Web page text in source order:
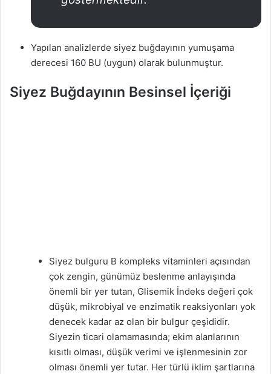
Yapılan analizlerde siyez buğdayının yumuşama
derecesi 160 BU (uygun) olarak bulunmuştur.
Siyez Buğdayının Besinsel İçeriği
​Siyez bulguru B kompleks vitaminleri açısından
çok zengin, günümüz beslenme anlayışında
önemli bir yer tutan, Glisemik İndeks değeri çok
düşük, mikrobiyal ve enzimatik reaksiyonları yok
denecek kadar az olan bir bulgur çeşididir.
Siyezin ticari olamamasında; ekim alanlarının
kısıtlı olması, düşük verimi ve işlenmesinin zor
olması önemli yer tutar. Her türlü iklim şartlarına